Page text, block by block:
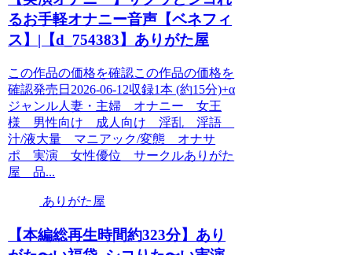
るお手軽オナニー音声【ベネフィ
ス】|【d_754383】ありがた屋
この作品の価格を確認この作品の価格を
確認発売日2026-06-12収録1本 (約15分)+α
ジャンル人妻・主婦 オナニー 女王
様 男性向け 成人向け 淫乱 淫語
汁/液大量 マニアック/変態 オナサ
ポ 実演 女性優位 サークルありがた
屋 品...
ありがた屋
【本編総再生時間約323分】あり